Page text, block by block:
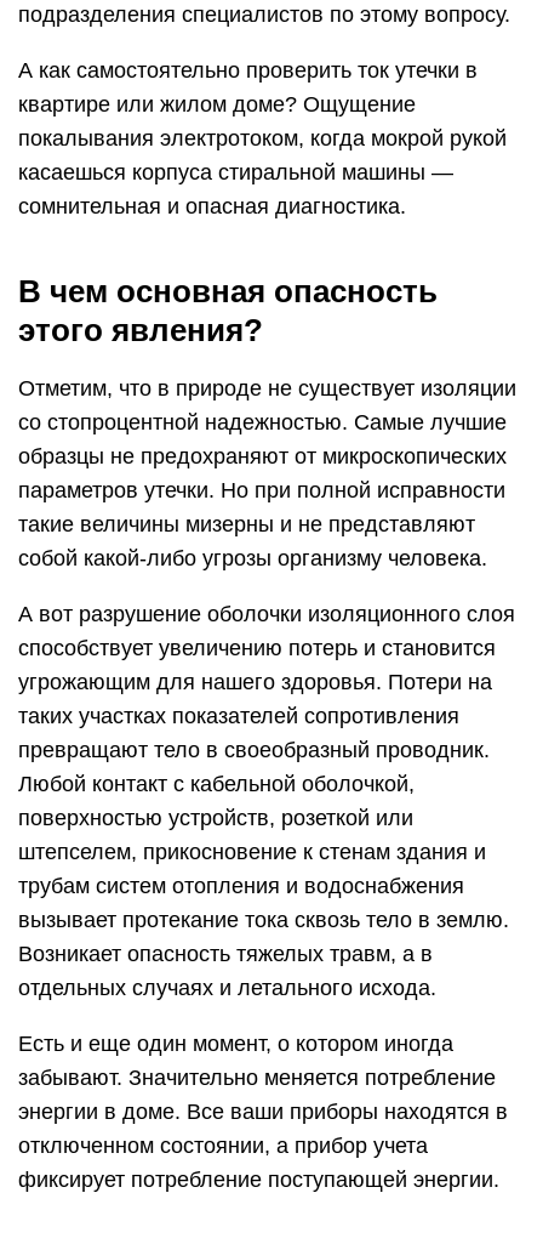
подразделения специалистов по этому вопросу.
А как самостоятельно проверить ток утечки в
квартире или жилом доме? Ощущение
покалывания электротоком, когда мокрой рукой
касаешься корпуса стиральной машины —
сомнительная и опасная диагностика.
В чем основная опасность
этого явления?
Отметим, что в природе не существует изоляции
со стопроцентной надежностью. Самые лучшие
образцы не предохраняют от микроскопических
параметров утечки. Но при полной исправности
такие величины мизерны и не представляют
собой какой-либо угрозы организму человека.
А вот разрушение оболочки изоляционного слоя
способствует увеличению потерь и становится
угрожающим для нашего здоровья. Потери на
таких участках показателей сопротивления
превращают тело в своеобразный проводник.
Любой контакт с кабельной оболочкой,
поверхностью устройств, розеткой или
штепселем, прикосновение к стенам здания и
трубам систем отопления и водоснабжения
вызывает протекание тока сквозь тело в землю.
Возникает опасность тяжелых травм, а в
отдельных случаях и летального исхода.
Есть и еще один момент, о котором иногда
забывают. Значительно меняется потребление
энергии в доме. Все ваши приборы находятся в
отключенном состоянии, а прибор учета
фиксирует потребление поступающей энергии.